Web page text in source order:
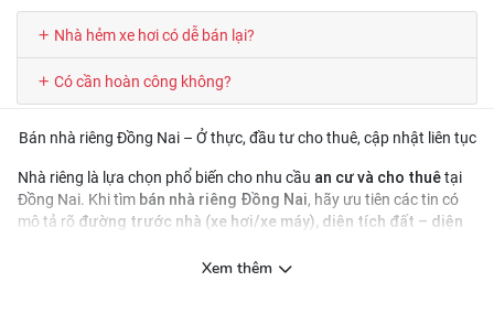
Nhà hẻm xe hơi có dễ bán lại?
Có cần hoàn công không?
Bán nhà riêng Đồng Nai – Ở thực, đầu tư cho thuê, cập nhật liên tục
Nhà riêng là lựa chọn phổ biến cho nhu cầu an cư và cho thuêtại
Đồng Nai. Khi tìm bán nhà riêng Đồng Nai, hãy ưu tiên các tin có
mô tả rõ đường trước nhà (xe hơi/xe máy), diện tích đất – diện
tin đúng ngay từ đầu giúp bạn giảm thời gian đi xem và tăng khả
Xem thêm